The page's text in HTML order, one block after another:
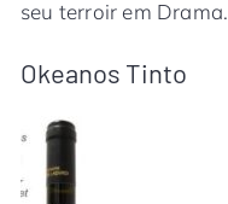
seu terroir em Drama.
Okeanos Tinto